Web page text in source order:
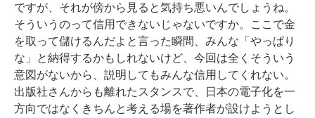
ですが、それが傍から見ると気持ち悪いんでしょうね。
そういうのって信用できないじゃないですか。ここで金
を取って儲けるんだよと言った瞬間、みんな「やっぱり
な」と納得するかもしれないけど、今回は全くそういう
意図がないから、説明してもみんな信用してくれない。
出版社さんからも離れたスタンスで、日本の電子化を一
方向ではなくきちんと考える場を著作者が設けようとし